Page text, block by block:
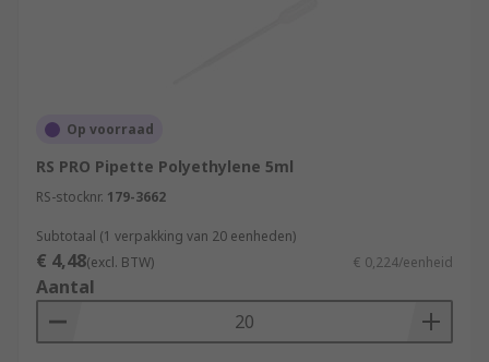
Op voorraad
RS PRO Pipette Polyethylene 5ml
RS-stocknr. 179-3662
Subtotaal (1 verpakking van 20 eenheden)
€ 4,48(excl. BTW) € 0,224/eenheid
Aantal